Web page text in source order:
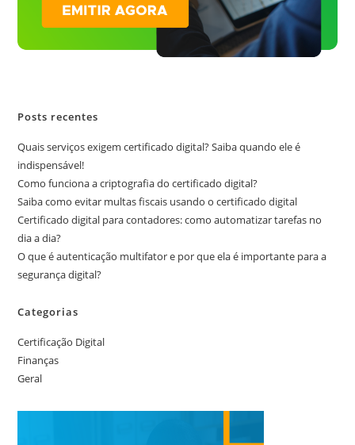
Posts recentes
Quais serviços exigem certificado digital? Saiba quando ele é
indispensável!
Como funciona a criptografia do certificado digital?
Saiba como evitar multas fiscais usando o certificado digital
Certificado digital para contadores: como automatizar tarefas no
dia a dia?
O que é autenticação multifator e por que ela é importante para a
segurança digital?
Categorias
Certificação Digital
Finanças
Geral